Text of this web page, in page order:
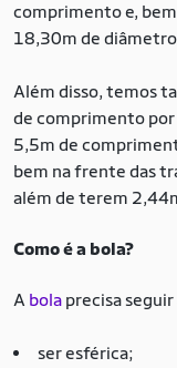
comprimento e,
18,30m de
Além disso, temos
de comprimento por
5,5m de
bem na frente das
além de terem
Como é a bola?
A bola precisa
ser esférica;